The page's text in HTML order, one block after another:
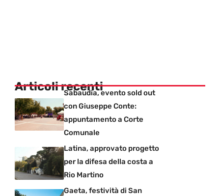
Articoli recentiSabaudia, evento sold out
con Giuseppe Conte:
appuntamento a Corte
Comunale
Latina, approvato progetto
per la difesa della costa a
Rio Martino
Gaeta, festività di San